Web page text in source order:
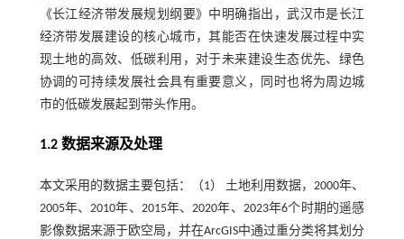
《长江经济带发展规划纲要》中明确指出，武汉市是长江
经济带发展建设的核心城市，其能否在快速发展过程中实
现土地的高效、低碳利用，对于未来建设生态优先、绿色
协调的可持续发展社会具有重要意义，同时也将为周边城
市的低碳发展起到带头作用。
1.2 数据来源及处理
本文采用的数据主要包括：（1） 土地利用数据，2000年、
2005年、2010年、2015年、2020年、2023年6个时期的遥感
影像数据来源于欧空局，并在ArcGIS中通过重分类将其划分